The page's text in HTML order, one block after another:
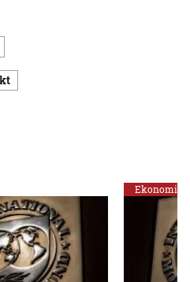
Ekonomika